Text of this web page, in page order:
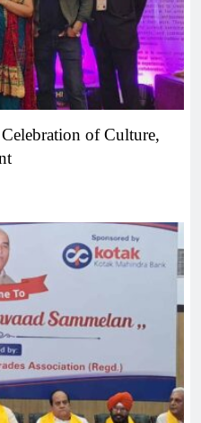
of Culture,